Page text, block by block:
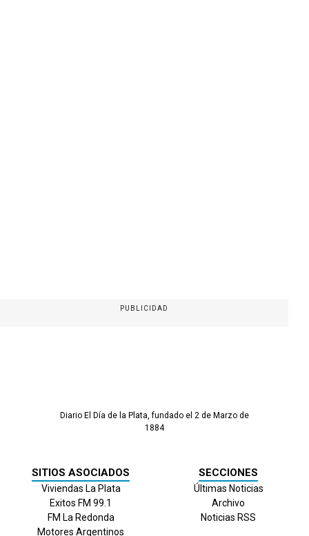
PUBLICIDAD
Diario El Día de la Plata, fundado el 2 de Marzo de
1884
SITIOS ASOCIADOS
Viviendas La Plata
Exitos FM 99.1
FM La Redonda
Motores Argentinos
SECCIONES
Últimas Noticias
Archivo
Noticias RSS